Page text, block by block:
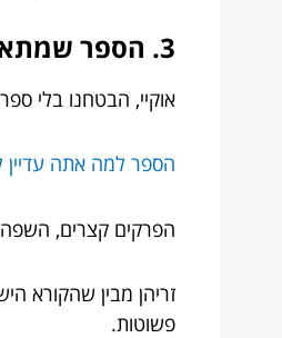
3. הספר שמתאים גם למי ששונא ספרים: "למה אתה עדיין לא מיליונר"
אוקיי, הבטחנו בלי
הספר למה אתה עדיין
הפרקים קצרים, השפה
זריהן מבין שהקורא
פשוטות.